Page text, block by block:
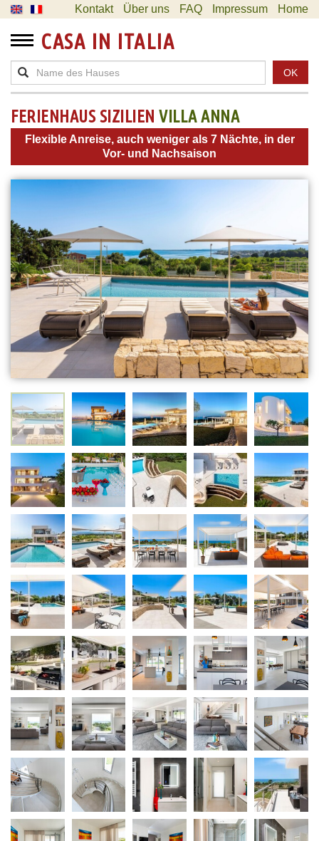
Kontakt Über uns FAQ Impressum Home
CASA IN ITALIA
OK
FERIENHAUS SIZILIEN VILLA ANNA
Flexible Anreise, auch weniger als 7 Nächte, in der
Vor- und Nachsaison